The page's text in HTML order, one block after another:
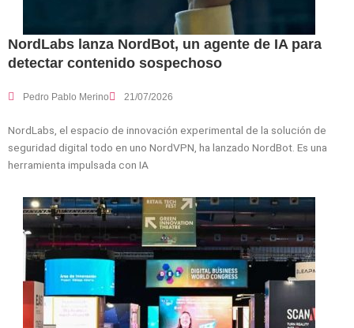
NordLabs lanza NordBot, un agente de IA para
detectar contenido sospechoso
Pedro Pablo Merino 21/07/2026
NordLabs, el espacio de innovación experimental de la solución de
seguridad digital todo en uno NordVPN, ha lanzado NordBot. Es una
herramienta impulsada con IA